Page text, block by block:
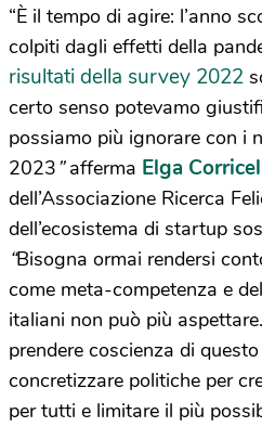
“È il tempo di agire: l’anno
colpiti dagli effetti della
risultati della survey 2022
certo senso potevamo
possiamo più ignorare con i
2023”afferma Elga
dell’Associazione Ricerca
dell’ecosistema di startup
“Bisogna ormai rendersi
come meta-competenza e
italiani non può più
prendere coscienza di
concretizzare politiche per
per tutti e limitare il più